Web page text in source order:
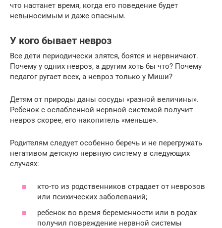
что настанет время, когда его поведение будет
невыносимым и даже опасным.
У кого бывает невроз
Все дети периодически злятся, боятся и нервничают.
Почему у одних невроз, а другим хоть бы что? Почему
педагог ругает всех, а невроз только у Миши?
Детям от природы даны сосуды «разной величины».
Ребенок с ослабленной нервной системой получит
невроз скорее, его накопитель «меньше».
Родителям следует особенно беречь и не перегружать
негативом детскую нервную систему в следующих
случаях:
кто-то из родственников страдает от неврозов
или психических заболеваний;
ребенок во время беременности или в родах
получил повреждение нервной системы